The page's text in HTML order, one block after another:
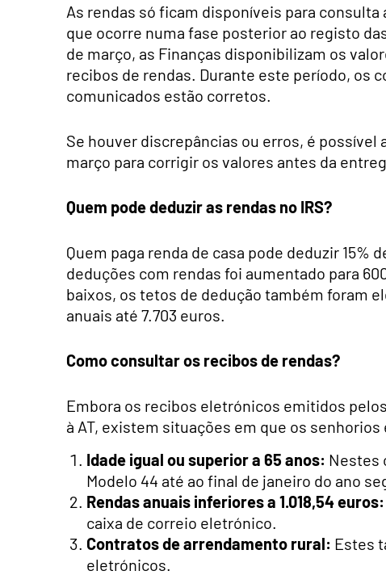
As rendas só ficam disponíveis para consulta
que ocorre numa fase posterior ao registo
de março, as Finanças disponibilizam os
recibos de rendas. Durante este período, os
comunicados estão corretos.
Se houver discrepâncias ou erros, é possível
março para corrigir os valores antes da
Quem pode deduzir as rendas no IRS?
Quem paga renda de casa pode deduzir 15%
deduções com rendas foi aumentado para
baixos, os tetos de dedução também foram
anuais até 7.703 euros.
Como consultar os recibos de rendas?
Embora os recibos eletrónicos emitidos
à AT, existem situações em que os
Idade igual ou superior a 65 anos: Nestes
Modelo 44 até ao final de janeiro do ano
Rendas anuais inferiores a 1.018,54 euros:
caixa de correio eletrónico.
Contratos de arrendamento rural: Estes
eletrónicos.